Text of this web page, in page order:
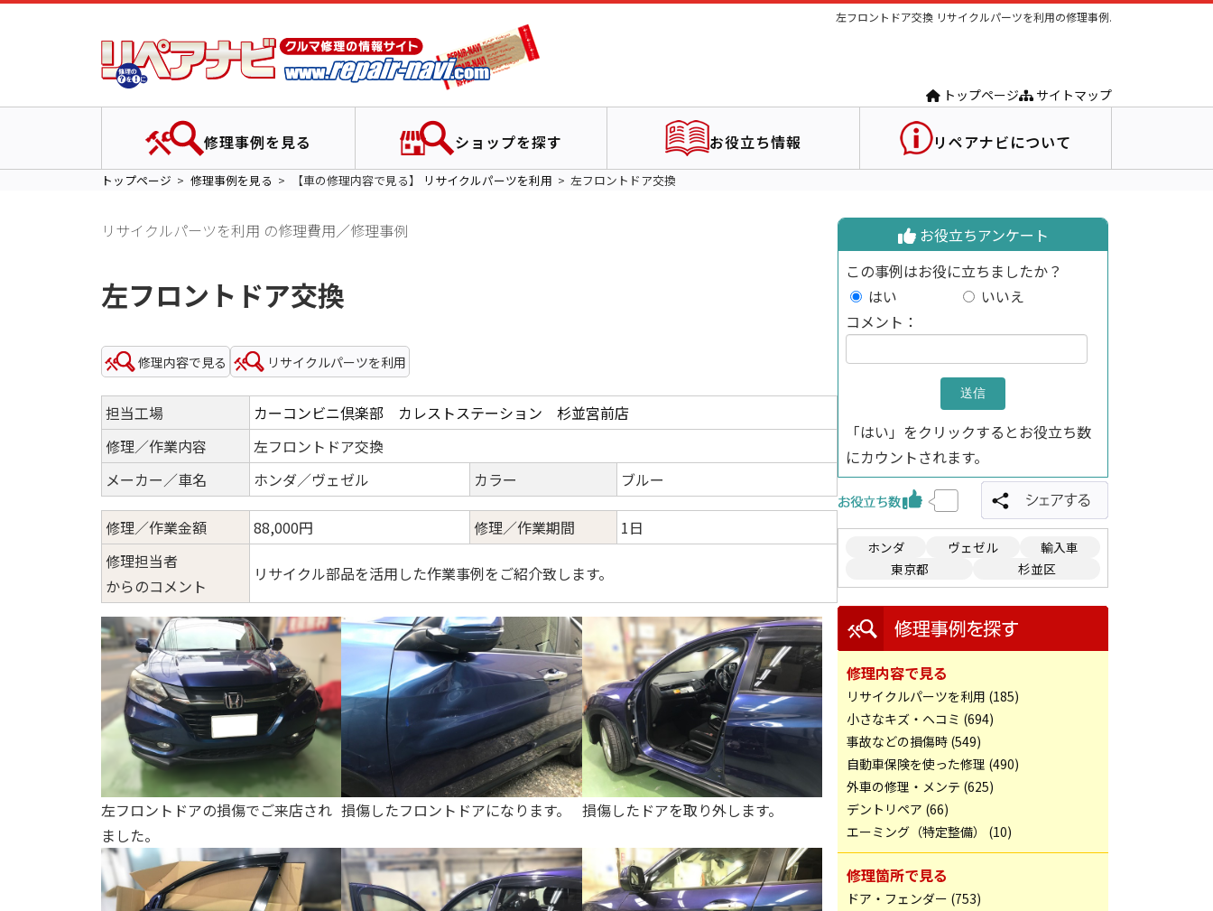
左フロントドア交換 リサイクルパーツを利用の修理事例.
トップページ サイトマップ
修理事例を見る ショップを探す お役立ち情報 リペアナビについて
トップページ 修理事例を見る 【車の修理内容で見る】 リサイクルパーツを利用 左フロントドア交換
リサイクルパーツを利用 の修理費用／修理事例
左フロントドア交換
修理内容で見る リサイクルパーツを利用
担当工場
カーコンビニ倶楽部 カレストステーション 杉並宮前店
修理／作業内容
左フロントドア交換
メーカー／車名
ホンダ／ヴェゼル カラー ブルー
修理／作業金額 88,000円 修理／作業期間
1日
修理担当者
からのコメント
リサイクル部品を活用した作業事例をご紹介致します。
左フロントドアの損傷でご来店され
ました。
損傷したフロントドアになります。 損傷したドアを取り外します。
お役立ちアンケート
この事例はお役に立ちましたか？
はい
いいえ
コメント：
「はい」をクリックするとお役立ち数
にカウントされます。
ホンダ ヴェゼル
輸入車
東京都
杉並区
修理内容で見る
リサイクルパーツを利用 (185)
小さなキズ・ヘコミ (694)
事故などの損傷時 (549)
自動車保険を使った修理 (490)
外車の修理・メンテ (625)
デントリペア (66)
エーミング（特定整備） (10)
修理箇所で見る
ドア・フェンダー (753)